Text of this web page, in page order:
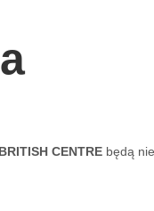
BRITISH CENTRE będą